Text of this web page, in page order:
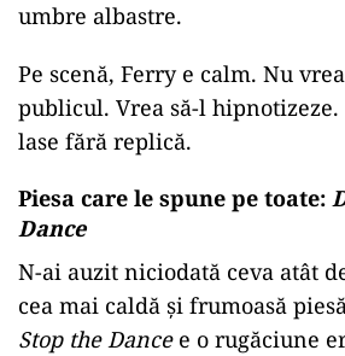
umbre albastre.
Pe scenă, Ferry e calm. Nu
publicul. Vrea să-l hipnotizeze.
lase fără replică.
Piesa care le spune pe toate:
Dance
N-ai auzit niciodată ceva atât
cea mai caldă și frumoasă
Stop the Dancee o rugăciune